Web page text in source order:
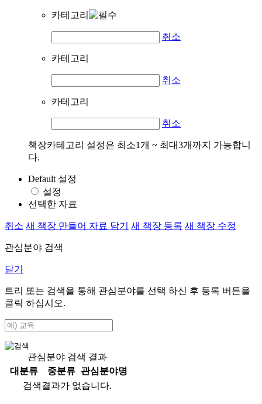
카테고리
취소
카테고리
취소
카테고리
취소
책장카테고리 설정은 최소1개 ~ 최대3개까지 가능합니
다.
Default 설정
설정
선택한 자료
취소 새 책장 만들어 자료 담기 새 책장 등록 새 책장 수정
관심분야 검색
닫기
트리 또는 검색을 통해 관심분야를 선택 하신 후 등록 버튼을
클릭 하십시오.
관심분야 검색 결과
대분류
중분류
관심분야명
검색결과가 없습니다.